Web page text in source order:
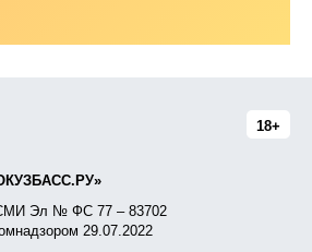
18+
СМИ Эл № ФС 77 – 83702
29.07.2022